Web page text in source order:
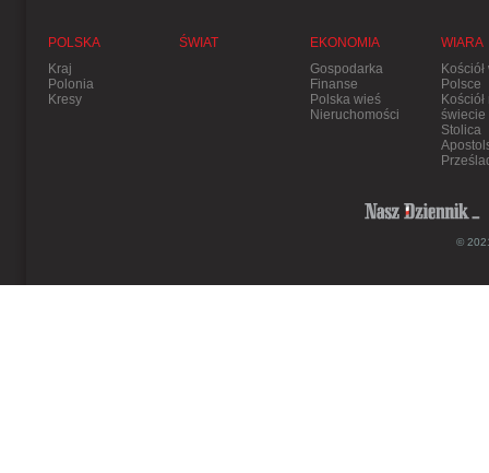
POLSKA
Kraj
Polonia
Kresy
ŚWIAT
EKONOMIA
Gospodarka
Finanse
Polska wieś
Nieruchomości
WIARA
Kościół
Polsce
Kościół
świecie
Stolica
©